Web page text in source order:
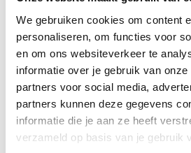
We gebruiken cookies om content
personaliseren, om functies voor
en om ons websiteverkeer te
informatie over je gebruik van
partners voor social media,
partners kunnen deze gegevens
informatie die je aan ze heeft
verzameld op basis van je gebruik
Enders eFlow Pro 2
Turbo Mat Zwart Elekt...
Vol power: de eFLOW® PRO
2 TURBO. Het is de eers...
Direct leverbaar
549,- 469,-
Gas
Niet
499,-